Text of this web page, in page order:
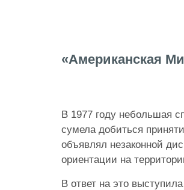
«Американская
В 1977 году небольшая
сумела добиться
объявлял незаконной
ориентации на
В ответ на это